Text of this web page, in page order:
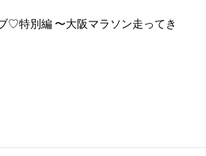
♡特別編 〜大阪マラソン走ってき